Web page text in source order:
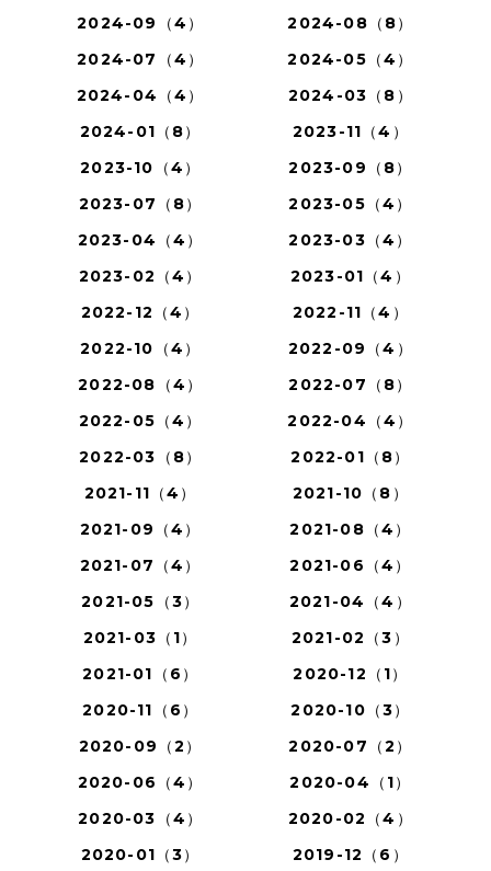
2024-09（4）
2024-08（8）
2024-07（4）
2024-05（4）
2024-04（4）
2024-03（8）
2024-01（8）
2023-11（4）
2023-10（4）
2023-09（8）
2023-07（8）
2023-05（4）
2023-04（4）
2023-03（4）
2023-02（4）
2023-01（4）
2022-12（4）
2022-11（4）
2022-10（4）
2022-09（4）
2022-08（4）
2022-07（8）
2022-05（4）
2022-04（4）
2022-03（8）
2022-01（8）
2021-11（4）
2021-10（8）
2021-09（4）
2021-08（4）
2021-07（4）
2021-06（4）
2021-05（3）
2021-04（4）
2021-03（1）
2021-02（3）
2021-01（6）
2020-12（1）
2020-11（6）
2020-10（3）
2020-09（2）
2020-07（2）
2020-06（4）
2020-04（1）
2020-03（4）
2020-02（4）
2020-01（3）
2019-12（6）